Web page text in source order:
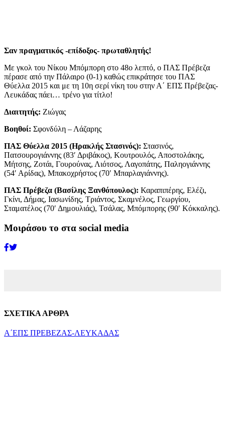
Σαν πραγματικός -επίδοξος- πρωταθλητής!
Με γκολ του Νίκου Μπόμπορη στο 48ο λεπτό, ο ΠΑΣ Πρέβεζα
πέρασε από την Πάλαιρο (0-1) καθώς επικράτησε του ΠΑΣ
Θύελλα 2015 και με τη 10η σερί νίκη του στην Α΄ ΕΠΣ Πρέβεζας-
Λευκάδας πάει… τρένο για τίτλο!
Διαιτητής: Ζιώγας
Βοηθοί: Σφονδύλη – Λάζαρης
ΠΑΣ Θύελλα 2015 (Ηρακλής Στασινός): Στασινός,
Πατσουρογιάννης (83′ Δριβάκος), Κουτρουλός, Αποστολάκης,
Μήτσης, Ζοτάι, Γουρούνας, Λιότσος, Λαγοπάτης, Παληογιάννης
(54′ Αρίδας), Μπακοχρήστος (70′ Μπαρλαγιάννης).
ΠΑΣ Πρέβεζα (Βασίλης Ξανθόπουλος): Καραπιπέρης, Ελέζι,
Γκίνι, Δήμας, Ιασωνίδης, Τριάντος, Σκαμνέλος, Γεωργίου,
Σταματέλος (70′ Δημουλιάς), Τσάλας, Μπόμπορης (90′ Κόκκαλης).
Μοιράσου το στα social media
ΣΧΕΤΙΚΑ ΑΡΘΡΑ
Α΄ΕΠΣ ΠΡΕΒΕΖΑΣ-ΛΕΥΚΑΔΑΣ